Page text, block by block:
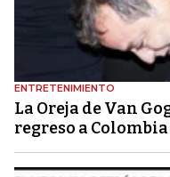
ENTRETENIMIENTO
La Oreja de Van
regreso a